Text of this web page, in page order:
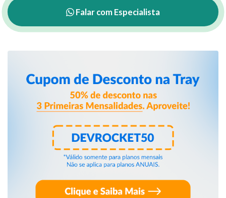
Falar com Especialista